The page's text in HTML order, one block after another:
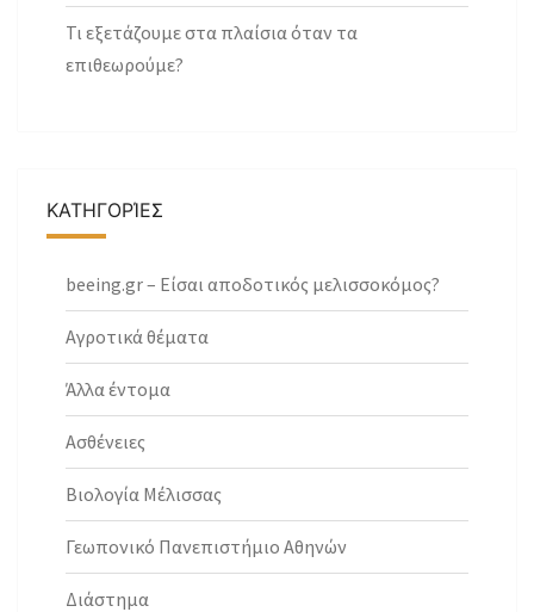
Τι εξετάζουμε στα πλαίσια όταν τα
επιθεωρούμε?
ΚΑΤΗΓΟΡΊΕΣ
beeing.gr – Είσαι αποδοτικός μελισσοκόμος?
Αγροτικά θέματα
Άλλα έντομα
Ασθένειες
Βιολογία Μέλισσας
Γεωπονικό Πανεπιστήμιο Αθηνών
Διάστημα